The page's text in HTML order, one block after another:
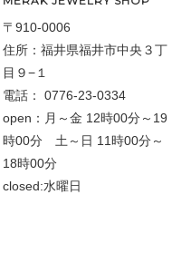
〒910-0006
住所：福井県福井市中央３丁
目９−１
電話：0776-23-0334
open：月～金 12時00分～19
時00分 土～日 11時00分～
18時00分
closed:水曜日